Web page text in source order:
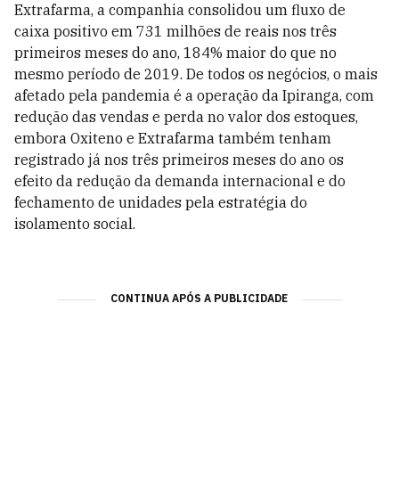
Extrafarma, a companhia consolidou um fluxo de
caixa positivo em 731 milhões de reais nos três
primeiros meses do ano, 184% maior do que no
mesmo período de 2019. De todos os negócios, o mais
afetado pela pandemia é a operação da Ipiranga, com
redução das vendas e perda no valor dos estoques,
embora Oxiteno e Extrafarma também tenham
registrado já nos três primeiros meses do ano os
efeito da redução da demanda internacional e do
fechamento de unidades pela estratégia do
isolamento social.
CONTINUA APÓS A PUBLICIDADE